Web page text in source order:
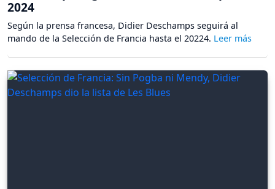
2024
Según la prensa francesa, Didier Deschamps seguirá al
mando de la Selección de Francia hasta el 20224.